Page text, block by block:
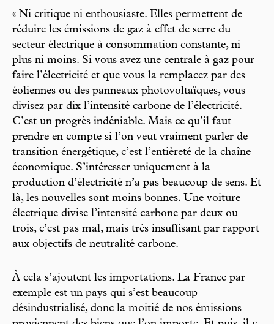
« Ni critique ni enthousiaste. Elles permettent de
réduire les émissions de gaz à effet de serre du
secteur électrique à consommation constante, ni
plus ni moins. Si vous avez une centrale à gaz pour
faire l’électricité et que vous la remplacez par des
éoliennes ou des panneaux photovoltaïques, vous
divisez par dix l’intensité carbone de l’électricité.
C’est un progrès indéniable. Mais ce qu’il faut
prendre en compte si l’on veut vraiment parler de
transition énergétique, c’est l’entièreté de la chaîne
économique. S’intéresser uniquement à la
production d’électricité n’a pas beaucoup de sens. Et
là, les nouvelles sont moins bonnes. Une voiture
électrique divise l’intensité carbone par deux ou
trois, c’est pas mal, mais très insuffisant par rapport
aux objectifs de neutralité carbone.
À cela s’ajoutent les importations. La France par
exemple est un pays qui s’est beaucoup
désindustrialisé, donc la moitié de nos émissions